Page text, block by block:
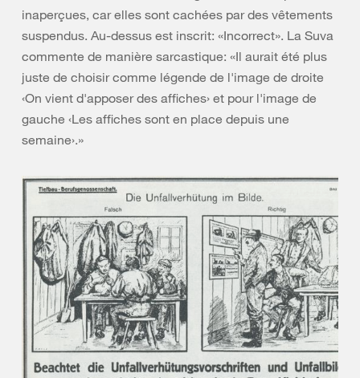
inaperçues, car elles sont cachées par des vêtements
suspendus. Au-dessus est inscrit: «Incorrect». La Suva
commente de manière sarcastique: «Il aurait été plus
juste de choisir comme légende de l'image de droite
‹On vient d'apposer des affiches› et pour l'image de
gauche ‹Les affiches sont en place depuis une
semaine›.»